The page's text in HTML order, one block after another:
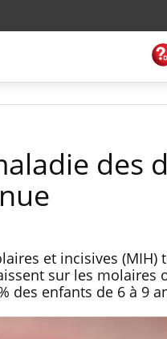
des
et incisives
sur les molaires
des enfants de 6 à 9